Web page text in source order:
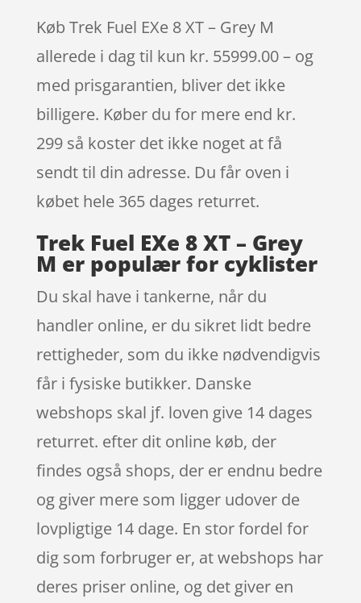
Køb Trek Fuel EXe 8 XT – Grey M
allerede i dag til kun kr. 55999.00 – og
med prisgarantien, bliver det ikke
billigere. Køber du for mere end kr.
299 så koster det ikke noget at få
sendt til din adresse. Du får oven i
købet hele 365 dages returret.
Trek Fuel EXe 8 XT – Grey
M er populær for cyklister
Du skal have i tankerne, når du
handler online, er du sikret lidt bedre
rettigheder, som du ikke nødvendigvis
får i fysiske butikker. Danske
webshops skal jf. loven give 14 dages
returret. efter dit online køb, der
findes også shops, der er endnu bedre
og giver mere som ligger udover de
lovpligtige 14 dage. En stor fordel for
dig som forbruger er, at webshops har
deres priser online, og det giver en